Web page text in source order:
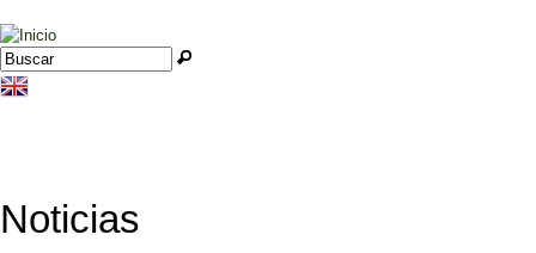
Jump to navigation
Formulario de búsqueda
Buscar
Noticias